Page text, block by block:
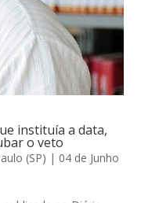
instituía a data,
o veto
(SP) | 04 de Junho